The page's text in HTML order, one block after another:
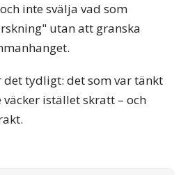
inte svälja vad som
utan att granska
det tydligt: det som var tänkt
istället skratt – och